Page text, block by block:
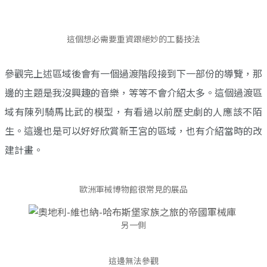
這個想必需要重資跟絕妙的工藝技法
參觀完上述區域後會有一個過渡階段接到下一部份的導覽，那
邊的主題是我沒興趣的音樂，等等不會介紹太多。這個過渡區
域有陳列騎馬比武的模型，有看過以前歷史劇的人應該不陌
生。這邊也是可以好好欣賞新王宮的區域，也有介紹當時的改
建計畫。
歐洲軍械博物館很常見的展品
另一側
這邊無法參觀